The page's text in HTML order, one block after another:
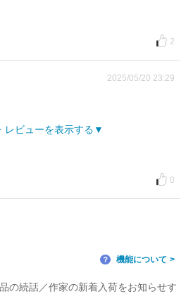
2
2025/05/20 23:29
レビューを表示する
0
？ 機能について
の続話／作家の新着入荷をお知らせす